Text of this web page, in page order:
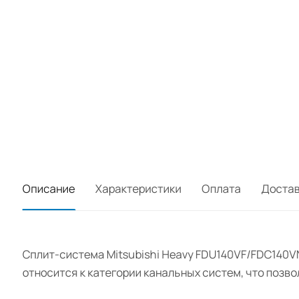
Описание Характеристики Оплата
Сплит-система Mitsubishi Heavy FDU140VF/
относится к категории канальных систем, что